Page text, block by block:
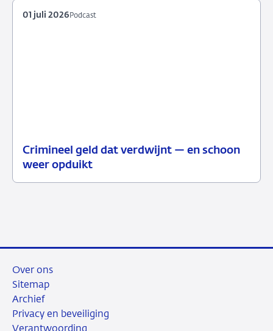
Crimineel geld dat verdwijnt — en schoon
weer opduikt
01
Podcast
Podcast
01 juli 2026
Over ons
Sitemap
Archief
Privacy en beveiliging